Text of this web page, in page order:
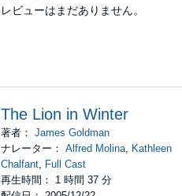
レビューはまだありません。
The Lion in Winter
著者：James Goldman
ナレーター：Alfred Molina Kathleen
Chalfant Full Cast
再生時間： 1 時間 37 分